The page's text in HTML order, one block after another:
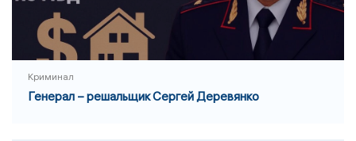
Криминал
Генерал – решальщик Сергей Деревянко